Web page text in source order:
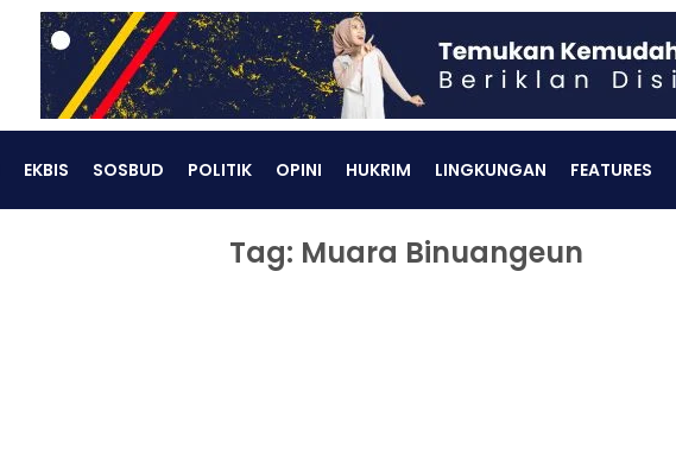
EKBIS SOSBUD POLITIK OPINI HUKRIM LINGKUNGAN FEATURES
Tag: Muara Binuangeun